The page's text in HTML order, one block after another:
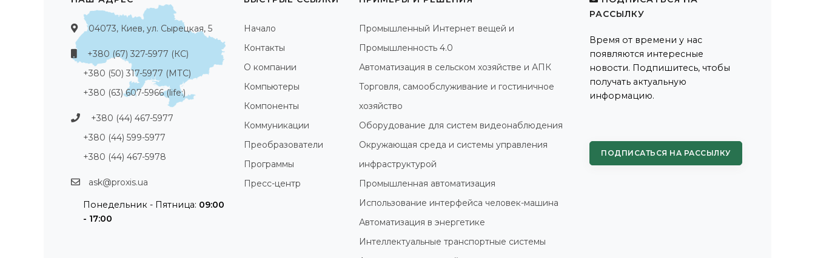
04073, Киев, ул. Сырецкая, 5
+380 (67) 327-5977 (КС)
+380 (50) 317-5977 (МТС)
+380 (63) 607-5966 (life:)
+380 (44) 467-5977
+380 (44) 599-5977
+380 (44) 467-5978
ask@proxis.ua
Понедельник - Пятница: 09:00
- 17:00
Начало
Контакты
О компании
Компьютеры
Компоненты
Коммуникации
Преобразователи
Программы
Пресс-центр
Промышленный Интернет вещей и
Промышленность 4.0
Автоматизация в сельском хозяйстве и АПК
Торговля, самообслуживание и гостиничное
хозяйство
Оборудование для систем видеонаблюдения
Окружающая среда и системы управления
инфраструктурой
Промышленная автоматизация
Использование интерфейса человек-машина
Автоматизация в энергетике
Интеллектуальные транспортные системы
РАССЫЛКУ
Время от времени у нас
появляются интересные
новости. Подпишитесь, чтобы
получать актуальную
информацию.
ПОДПИСАТЬСЯ НА РАССЫЛКУ